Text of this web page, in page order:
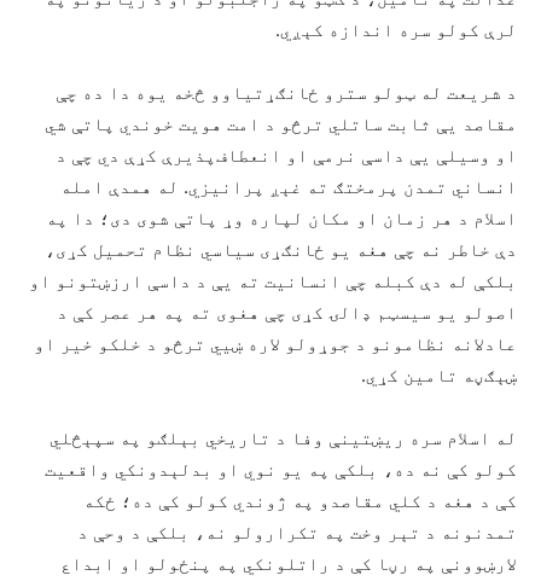
لرې کولو سره اندازه کېږي.
د شریعت له ټولو سترو ځانګړتیاوو څخه یوه دا ده چې
مقاصد یې ثابت ساتلي ترڅو د امت هویت خوندي پاتې شي
او وسیلې یې داسې نرمې او انعطاف‌پذیرې کړې دي چې د
انساني تمدن پرمختګ ته غېږ پرانیزي. له همدې امله
اسلام د هر زمان او مکان لپاره وړ پاتې شوی دی؛ دا په
دې خاطر نه چې هغه یو ځانګړی سیاسي نظام تحمیل کړی،
بلکې له دې کبله چې انسانیت ته یې د داسې ارزښتونو او
اصولو یو سیسټم ډالۍ کړی چې هغوی ته په هر عصر کې د
عادلانه نظامونو د جوړولو لاره ښيي ترڅو د خلکو خیر او
ښېګڼه تامین کړي.
له اسلام سره ریښتینې وفا د تاریخي بېلګو په سپېڅلي
کولو کې نه ده، بلکې په یو نوي او بدلېدونکي واقعیت
کې د هغه د کلي مقاصدو په ژوندي کولو کې ده؛ ځکه
تمدنونه د تېر وخت په تکرارولو نه، بلکې د وحې د
لارښوونې په رڼا کې د راتلونکي په پنځولو او ابداع